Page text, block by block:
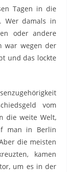
Tagen in die
Wer damals in
oder andere
war wegen der
und das lockte
vom
die weite Welt,
man in Berlin
die meisten
kamen
um es in der